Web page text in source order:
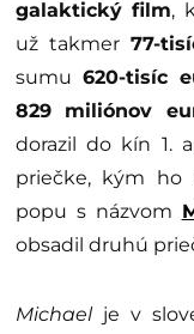
galaktický film,
už takmer 77-
sumu 620-tisíc
829 miliónov
dorazil do kín 1.
priečke, kým ho
popu s názvom
obsadil druhú
Michaelje v